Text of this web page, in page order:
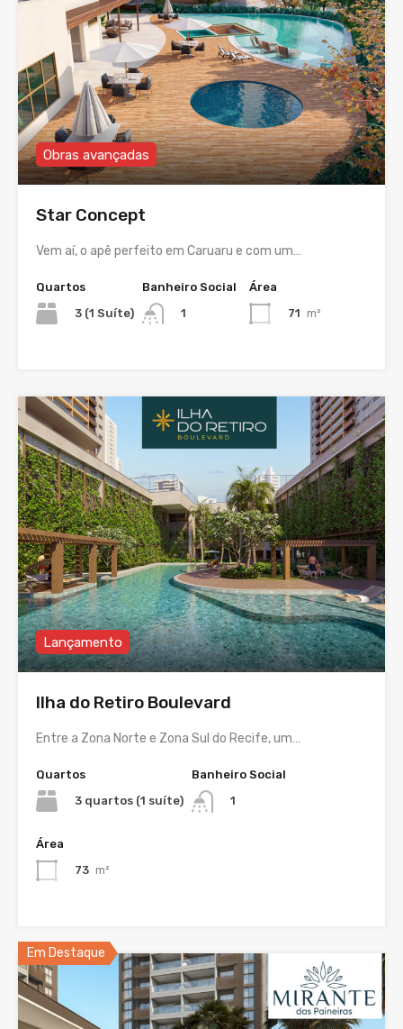
Obras avançadas
Star Concept
Vem aí, o apê perfeito em Caruaru e com um…
Quartos
3 (1 Suíte)
Banheiro Social
1
Área
71 m²
Lançamento
Ilha do Retiro Boulevard
Entre a Zona Norte e Zona Sul do Recife, um…
Quartos
3 quartos (1 suíte)
Banheiro Social
1
Área
73 m²
Em Destaque